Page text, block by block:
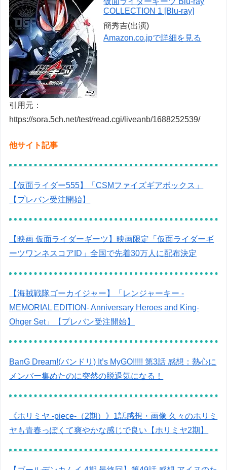
COLLECTION 1 [Blu-ray]
簡秀吉(出演)
Amazon.co.jpで詳細を見る
引用元：
https://sora.5ch.net/test/read.cgi/liveanb/1688252539/
他サイト記事
【仮面ライダー555】「CSMファイズギアボックス」
【プレバン受注開始】
【映画 仮面ライダーギーツ】映画限定「仮面ライダーギ
ーツワンネスコアID」全国で先着30万人に配布決定
【海賊戦隊ゴーカイジャー】「レンジャーキー -
MEMORIAL EDITION- Anniversary Heroes and King-
Ohger Set」【プレバン受注開始】
BanG Dream!(バンドリ) It’s MyGO!!!!! 第3話 感想：熱心に
メンバー集めたのに突然の脱退気になる！
《ホリミヤ -piece-（2期）》1話感想・画像 久々のホリミ
ヤも青春っぽくて爽やかな感じで良い【ホリミヤ2期】